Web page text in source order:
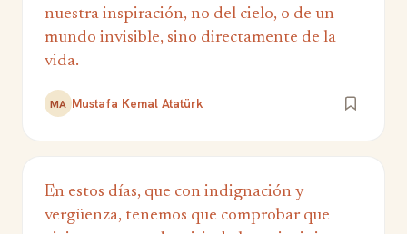
nuestra inspiración, no del cielo, o de un
mundo invisible, sino directamente de la
vida.
MA Mustafa Kemal Atatürk
En estos días, que con indignación y
vergüenza, tenemos que comprobar que